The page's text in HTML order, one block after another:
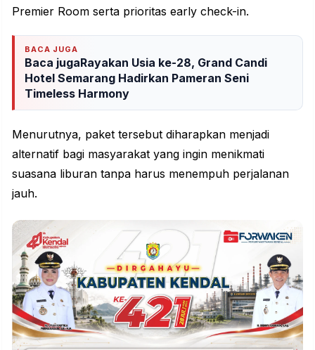
Premier Room serta prioritas early check-in.
BACA JUGA
Baca jugaRayakan Usia ke-28, Grand Candi
Hotel Semarang Hadirkan Pameran Seni
Timeless Harmony
Menurutnya, paket tersebut diharapkan menjadi
alternatif bagi masyarakat yang ingin menikmati
suasana liburan tanpa harus menempuh perjalanan
jauh.